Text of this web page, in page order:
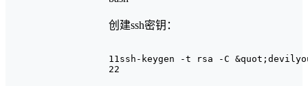
创建ssh密钥：
1
2
1ssh-keygen -t rsa -C
2